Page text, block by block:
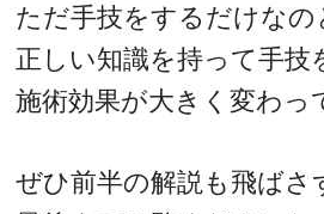
ただ手技をするだけなの
正しい知識を持って手技
施術効果が大きく変わっ
ぜひ前半の解説も飛ばさ